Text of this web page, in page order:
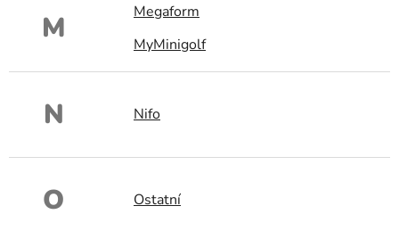
M
Megaform
MyMinigolf
N Nifo
O Ostatní